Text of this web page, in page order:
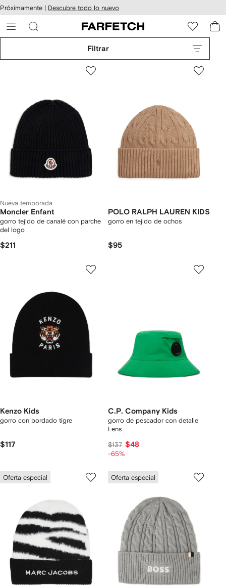
al
Próximamente | Descubre todo lo nuevo
Filtrar
Nueva temporada
Moncler Enfant
gorro tejido de canalé con parche
del logo
$211
POLO RALPH LAUREN KIDS
gorro en tejido de ochos
$95
Kenzo Kids
gorro con bordado tigre
$117
C.P. Company Kids
gorro de pescador con detalle
Lens
$137 $48
-65%
Oferta especial Oferta especial